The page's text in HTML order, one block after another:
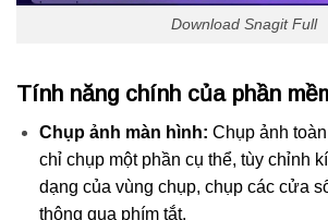
Download Snagit Full
Tính năng chính của phần
Chụp ảnh màn hình: Chụp ảnh
chỉ chụp một phần cụ thể, tùy chỉnh
dạng của vùng chụp, chụp các cửa
thông qua phím tắt.